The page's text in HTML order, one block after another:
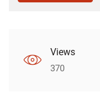
Views
370